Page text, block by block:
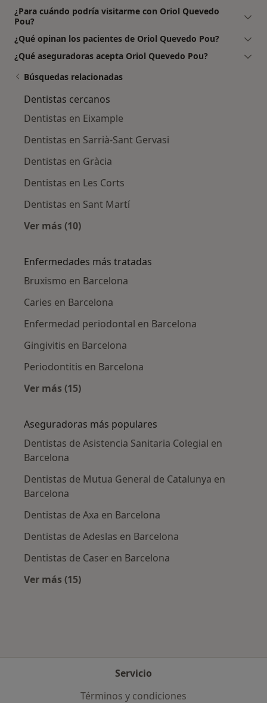
¿Para cuándo podría visitarme con Oriol Quevedo
Pou?
¿Qué opinan los pacientes de Oriol Quevedo Pou?
¿Qué aseguradoras acepta Oriol Quevedo Pou?
Búsquedas relacionadas
Dentistas cercanos
Dentistas en Eixample
Dentistas en Sarrià-Sant Gervasi
Dentistas en Gràcia
Dentistas en Les Corts
Dentistas en Sant Martí
Ver más (10)
Enfermedades más tratadas
Bruxismo en Barcelona
Caries en Barcelona
Enfermedad periodontal en Barcelona
Gingivitis en Barcelona
Periodontitis en Barcelona
Ver más (15)
Aseguradoras más populares
Dentistas de Asistencia Sanitaria Colegial en
Barcelona
Dentistas de Mutua General de Catalunya en
Barcelona
Dentistas de Axa en Barcelona
Dentistas de Adeslas en Barcelona
Dentistas de Caser en Barcelona
Ver más (15)
Servicio
Términos y condiciones